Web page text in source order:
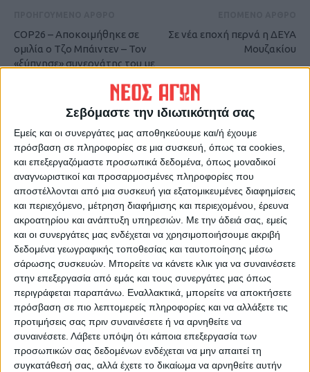
Σεβόμαστε την ιδιωτικότητά σας
Εμείς και οι συνεργάτες μας αποθηκεύουμε και/ή έχουμε
πρόσβαση σε πληροφορίες σε μια συσκευή, όπως τα cookies,
και επεξεργαζόμαστε προσωπικά δεδομένα, όπως μοναδικοί
αναγνωριστικοί και προσαρμοσμένες πληροφορίες που
αποστέλλονται από μια συσκευή για εξατομικευμένες διαφημίσεις
και περιεχόμενο, μέτρηση διαφήμισης και περιεχομένου, έρευνα
ακροατηρίου και ανάπτυξη υπηρεσιών. Με την άδειά σας, εμείς
και οι συνεργάτες μας ενδέχεται να χρησιμοποιήσουμε ακριβή
δεδομένα γεωγραφικής τοποθεσίας και ταυτοποίησης μέσω
σάρωσης συσκευών. Μπορείτε να κάνετε κλικ για να συναινέσετε
στην επεξεργασία από εμάς και τους συνεργάτες μας όπως
περιγράφεται παραπάνω. Εναλλακτικά, μπορείτε να αποκτήσετε
πρόσβαση σε πιο λεπτομερείς πληροφορίες και να αλλάξετε τις
προτιμήσεις σας πριν συναινέσετε ή να αρνηθείτε να
συναινέσετε. Λάβετε υπόψη ότι κάποια επεξεργασία των
προσωπικών σας δεδομένων ενδέχεται να μην απαιτεί τη
συγκατάθεσή σας, αλλά έχετε το δικαίωμα να αρνηθείτε αυτήν
COP26 – Αποκοιμήθηκε σε
ομιλία ο Τζο Μπάιντεν – Τον
«ξύπνησε» συνεργάτης του με
Σε νέα εποχή περνά η ΔΕΥΑ
Μουζακίου
ΝΕΟΣ ΑΓΩΝ
https://neosagon.gr
Η Αρχαιότερη Καθημερινή Πρωινή Εφημερίδα της Καρδίτσας
ΠΑΡΟΜΟΙΑ ΑΡΘΡΑ